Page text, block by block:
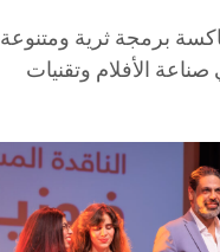
إلى غاية 20 جوان الحالي عاكسة برمجة ثرية ومتنوعة
الأفلام وتقنيات